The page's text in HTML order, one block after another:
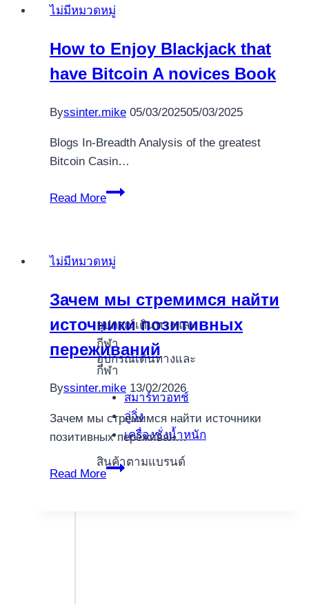
อุปกรณ์เดินทางและ
กีฬา
อุปกรณ์เดินทางและ
กีฬา
สมาร์ทวอทช์
ลู่วิ่ง
เครื่องชั่งน้ำหนัก
สินค้าตามแบรนด์
RTG
medusa
2
slot
free
Play
ไม่มีหมวดหมู่
How to Enjoy Blackjack that
have Bitcoin A novices Book
Byssinter.mike 05/03/202505/03/2025
Blogs In-Breadth Analysis of the greatest
Bitcoin Casin…
Read More
How
that
Bitcoin
A
novices
Book
ไม่มีหมวดหมู่
Зачем мы стремимся найти
источники позитивных
переживаний
Byssinter.mike 13/02/2026
Зачем мы стремимся найти источники
позитивных переживан…
Read More
Зачем